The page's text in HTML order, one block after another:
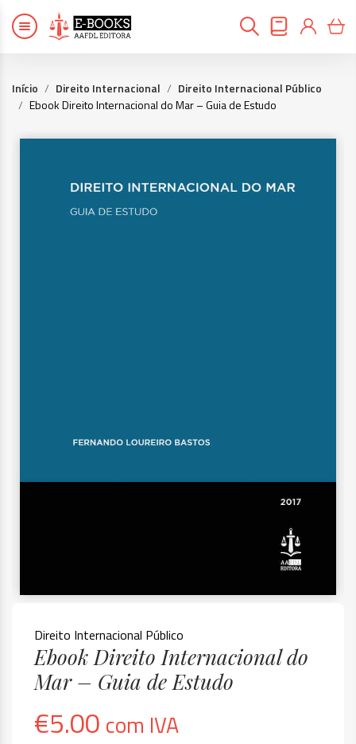
Início Direito Internacional
Direito Internacional Público
Ebook Direito Internacional do Mar – Guia de Estudo
Direito Internacional Público
Ebook Direito Internacional do
Mar – Guia de Estudo
€5.00 com IVA